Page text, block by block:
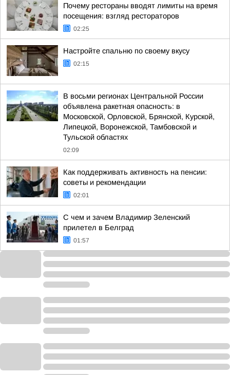
Почему рестораны вводят лимиты на время
посещения: взгляд рестораторов
02:25
Настройте спальню по своему вкусу
02:15
В восьми регионах Центральной России
объявлена ракетная опасность: в
Московской, Орловской, Брянской, Курской,
Липецкой, Воронежской, Тамбовской и
Тульской областях
02:09
Как поддерживать активность на пенсии:
советы и рекомендации
02:01
С чем и зачем Владимир Зеленский
прилетел в Белград
01:57